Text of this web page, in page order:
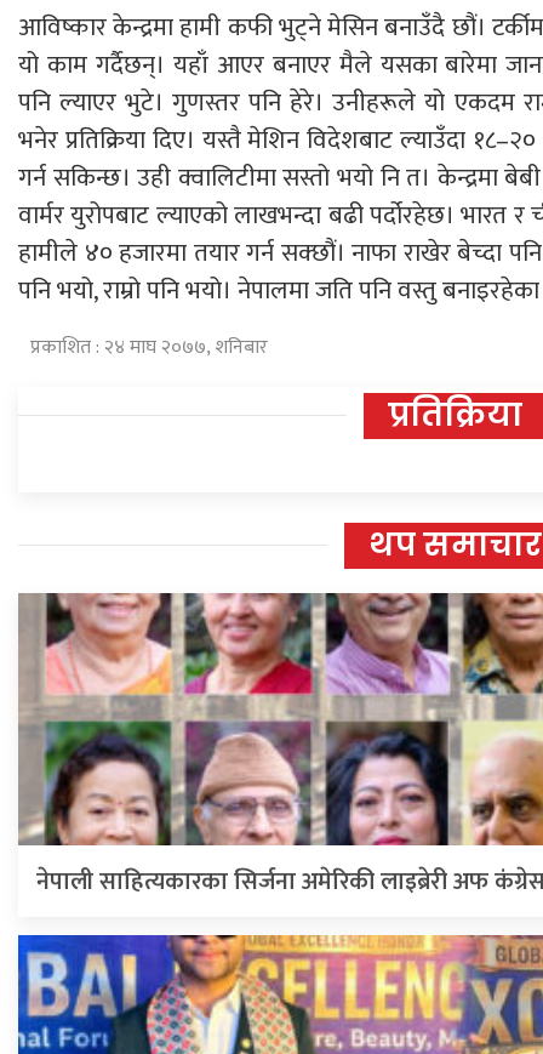
आविष्कार केन्द्रमा हामी कफी भुट्ने मेसिन बनाउँदै छौं।
यो काम गर्दैछन्। यहाँ आएर बनाएर मैले यसका बारेमा
पनि ल्याएर भुटे। गुणस्तर पनि हेरे। उनीहरूले यो एकदम
भनेर प्रतिक्रिया दिए। यस्तै मेशिन विदेशबाट ल्याउँदा
गर्न सकिन्छ। उही क्वालिटीमा सस्तो भयो नि त। केन्द्रमा
वार्मर युरोपबाट ल्याएको लाखभन्दा बढी पर्दोरहेछ। भारत
हामीले ४० हजारमा तयार गर्न सक्छौं। नाफा राखेर बेच्दा
पनि भयो, राम्रो पनि भयो। नेपालमा जति पनि वस्तु
प्रकाशित : २४ माघ २०७७, शनिबार
प्रतिक्रिया
थप समाचार
नेपाली साहित्यकारका सिर्जना अमेरिकी लाइब्रेरी अफ